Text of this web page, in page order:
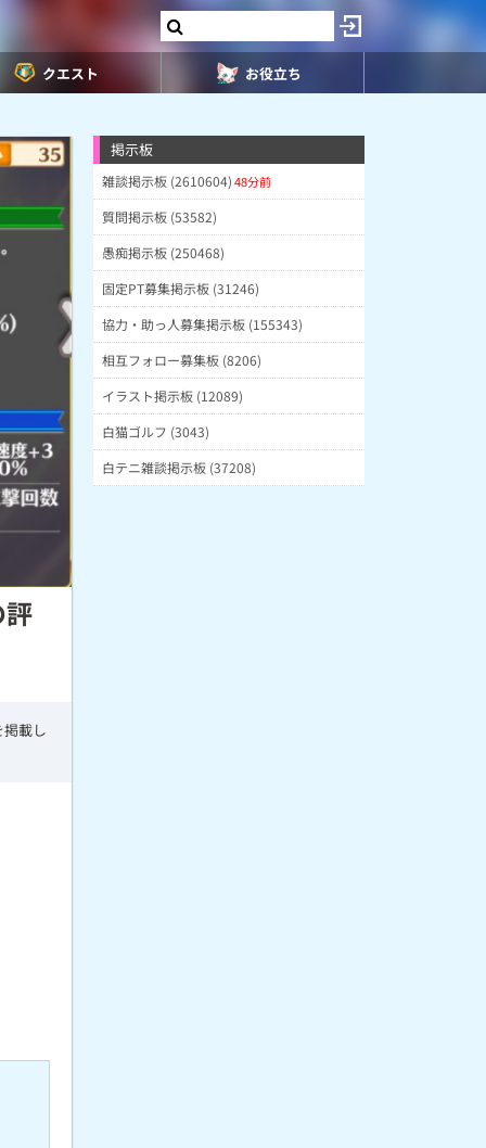
クエスト お役立ち
載し
掲示板
雑談掲示板 (2610604)48分前
質問掲示板 (53582)
愚痴掲示板 (250468)
固定PT募集掲示板 (31246)
協力・助っ人募集掲示板 (155343)
相互フォロー募集板 (8206)
イラスト掲示板 (12089)
白猫ゴルフ (3043)
白テニ雑談掲示板 (37208)